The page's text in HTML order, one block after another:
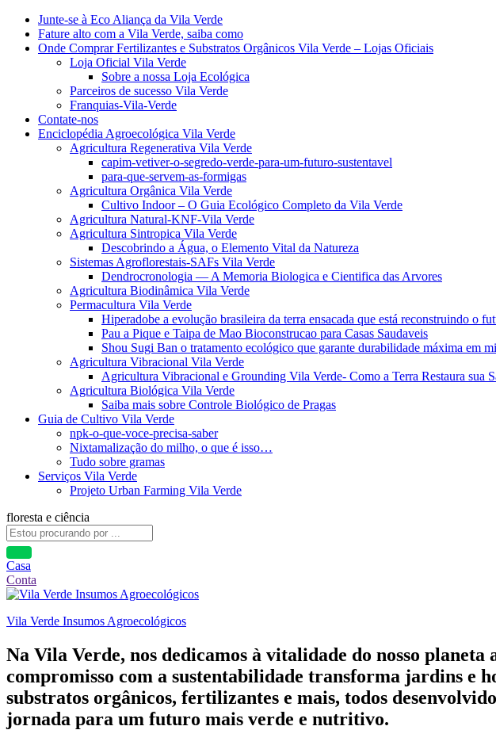
Junte-se à Eco Aliança da Vila Verde
Fature alto com a Vila Verde, saiba como
Onde Comprar Fertilizantes e Substratos Orgânicos Vila Verde – Lojas Oficiais
Loja Oficial Vila Verde
Sobre a nossa Loja Ecológica
Parceiros de sucesso Vila Verde
Franquias-Vila-Verde
Contate-nos
Enciclopédia Agroecológica Vila Verde
Agricultura Regenerativa Vila Verde
capim-vetiver-o-segredo-verde-para-um-futuro-sustentavel
para-que-servem-as-formigas
Agricultura Orgânica Vila Verde
Cultivo Indoor – O Guia Ecológico Completo da Vila Verde
Agricultura Natural-KNF-Vila Verde
Agricultura Sintropica Vila Verde
Descobrindo a Água, o Elemento Vital da Natureza
Sistemas Agroflorestais-SAFs Vila Verde
Dendrocronologia — A Memoria Biologica e Cientifica das Arvores
Agricultura Biodinâmica Vila Verde
Permacultura Vila Verde
Hiperadobe a evolução brasileira da terra ensacada que está reconstruindo o
Pau a Pique e Taipa de Mao Bioconstrucao para Casas Saudaveis
Shou Sugi Ban o tratamento ecológico que garante durabilidade máxima em
Agricultura Vibracional Vila Verde
Agricultura Vibracional e Grounding Vila Verde- Como a Terra Restaura sua
Agricultura Biológica Vila Verde
Saiba mais sobre Controle Biológico de Pragas
Guia de Cultivo Vila Verde
npk-o-que-voce-precisa-saber
Nixtamalização do milho, o que é isso…
Tudo sobre gramas
Serviços Vila Verde
Projeto Urban Farming Vila Verde
floresta e ciência
Casa
Conta
Vila Verde Insumos Agroecológicos
Na Vila Verde, nos dedicamos à vitalidade do nosso
compromisso com a sustentabilidade transforma jardins e
substratos orgânicos, fertilizantes e mais, todos
jornada para um futuro mais verde e nutritivo.